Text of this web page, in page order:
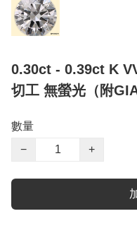
0.30ct - 0.39ct K
切工 無螢光（附GIA
數量
−
+